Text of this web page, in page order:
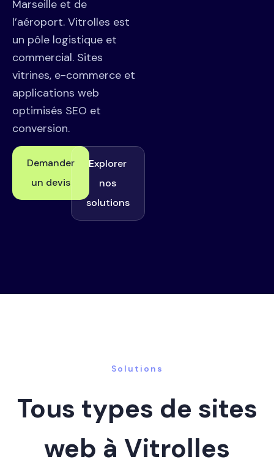
Marseille et de
l’aéroport. Vitrolles est
un pôle logistique et
commercial. Sites
vitrines, e-commerce et
applications web
optimisés SEO et
conversion.
Demander
un devis
Explorer
nos
solutions
Solutions
Tous types de sites
web à Vitrolles